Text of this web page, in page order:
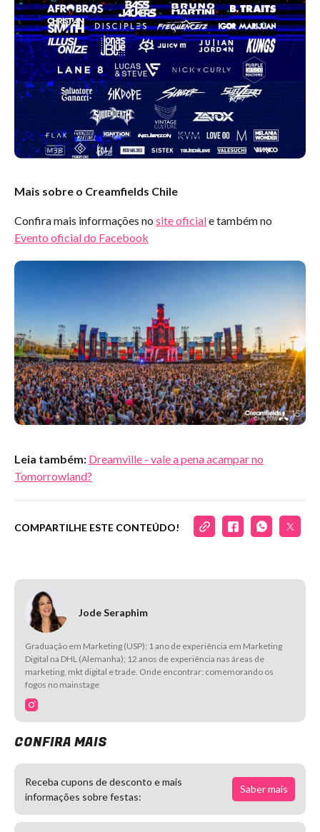
Mais sobre o Creamfields Chile
Confira mais informações no site oficiale também no
Evento oficial do Facebook
Leia também: Dreamville - vale a pena acampar no
Tomorrowland?
COMPARTILHE ESTE CONTEÚDO!
Jode Seraphim
Graduação em Marketing (USP); 1 ano de experiência em Marketing
Digital na DHL (Alemanha); 12 anos de experiência nas áreas de
marketing, mkt digital e trade. Onde encontrar: comemorando os
fogos no mainstage
CONFIRA MAIS
Receba cupons de desconto e mais
informações sobre festas:
Saber mais